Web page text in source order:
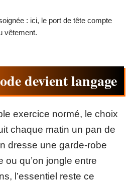
: ici, le port de tête compte
vêtement.
devient langage
exercice normé, le choix
chaque matin un pan de
dresse une garde-robe
ou qu’on jongle entre
l’essentiel reste ce